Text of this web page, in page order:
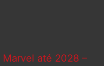
Marvel até 2028 –